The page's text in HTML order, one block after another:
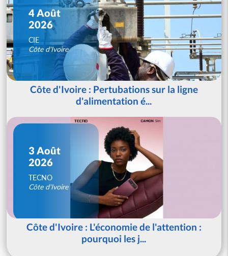
4 Août
2026
CIE
Côte d'Ivoire
Côte d'Ivoire : Pertubations sur la ligne
d'alimentation é...
3 Août
2026
TECNO
Côte d'Ivoire
Côte d'Ivoire : L'économie de l'attention :
pourquoi les j...